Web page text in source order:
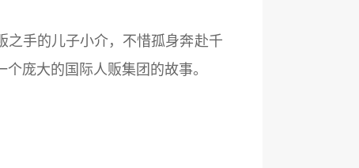
之手的儿子小介，不惜孤身奔赴千
庞大的国际人贩集团的故事。